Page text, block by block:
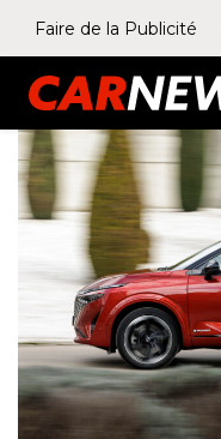
Faire de la Publicité